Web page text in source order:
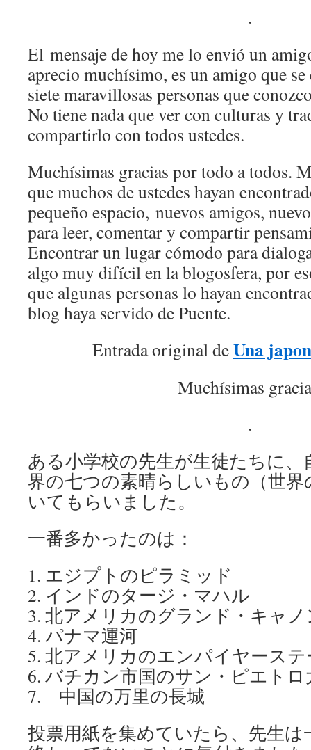
.
El mensaje de hoy me lo envió un
aprecio muchísimo, es un amigo que
siete maravillosas personas que
No tiene nada que ver con culturas y
compartirlo con todos ustedes.
Muchísimas gracias por todo a todos.
que muchos de ustedes hayan
pequeño espacio, nuevos amigos,
para leer, comentar y compartir
Encontrar un lugar cómodo para
algo muy difícil en la blogosfera, por
que algunas personas lo hayan
blog haya servido de Puente.
Entrada original deUna
Muchísimas
.
ある小学校の先生が生徒たちに
界の七つの素晴らしいもの（世
いてもらいました。
一番多かったのは：
1. エジプトのピラミッド
2. インドのタージ・マハル
3. 北アメリカのグランド・キャノ
4. パナマ運河
5. 北アメリカのエンパイヤース
6. バチカン市国のサン・ピエトロ
7. 中国の万里の長城
投票用紙を集めていたら、先生